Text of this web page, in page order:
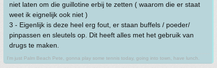
niet laten om die guillotine erbij te zetten ( waarom die er staat
weet ik eignelijk ook niet )
3 - Eigenlijk is deze heel erg fout, er staan buffels / poeder/
pinpassen en sleutels op. Dit heeft alles met het gebruik van
drugs te maken.
I'm just Palm Beach Pete, gonna play some tennis today, going into town, have lunch.